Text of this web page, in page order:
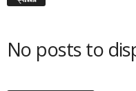
No posts to